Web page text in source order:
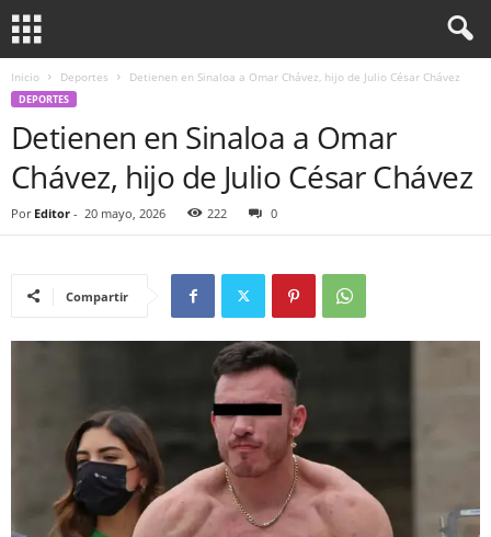
Inicio Deportes Detienen en Sinaloa a Omar Chávez, hijo de Julio César Chávez
DEPORTES
Detienen en Sinaloa a Omar
Chávez, hijo de Julio César Chávez
Por Editor - 20 mayo, 2026 222 0
Compartir